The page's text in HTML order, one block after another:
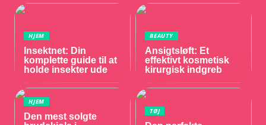
HJEM
Insektnet: Din
komplette guide til at
holde insekter ude
BEAUTY
Ansigtsløft: Et
effektivt kosmetisk
kirurgisk indgreb
HJEM
Den mest solgte
TØJ